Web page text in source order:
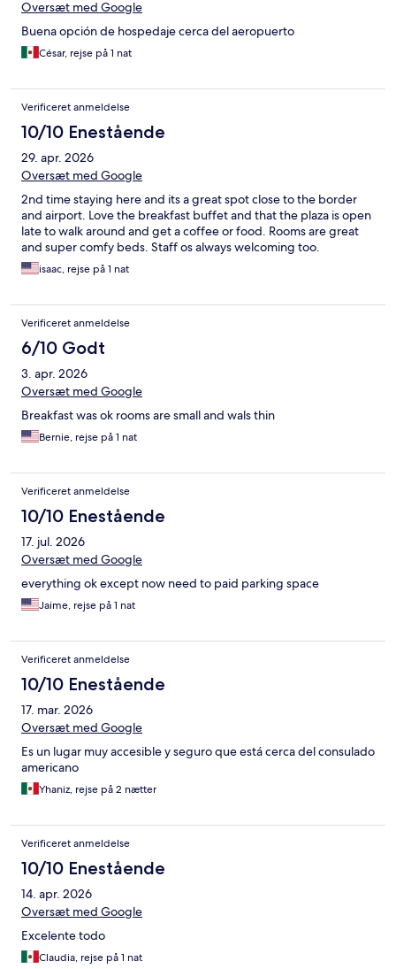
Oversæt med Google
Buena opción de hospedaje cerca del aeropuerto
César, rejse på 1 nat
Verificeret anmeldelse
10/10 Enestående
29. apr. 2026
Oversæt med Google
2nd time staying here and its a great spot close to the border
and airport. Love the breakfast buffet and that the plaza is open
late to walk around and get a coffee or food. Rooms are great
and super comfy beds. Staff os always welcoming too.
isaac, rejse på 1 nat
Verificeret anmeldelse
6/10 Godt
3. apr. 2026
Oversæt med Google
Breakfast was ok rooms are small and wals thin
Bernie, rejse på 1 nat
Verificeret anmeldelse
10/10 Enestående
17. jul. 2026
Oversæt med Google
everything ok except now need to paid parking space
Jaime, rejse på 1 nat
Verificeret anmeldelse
10/10 Enestående
17. mar. 2026
Oversæt med Google
Es un lugar muy accesible y seguro que está cerca del consulado
americano
Yhaniz, rejse på 2 nætter
Verificeret anmeldelse
10/10 Enestående
14. apr. 2026
Oversæt med Google
Excelente todo
Claudia, rejse på 1 nat